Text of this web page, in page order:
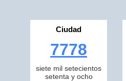
Ciudad
7778
siete mil setecientos
setenta y ocho